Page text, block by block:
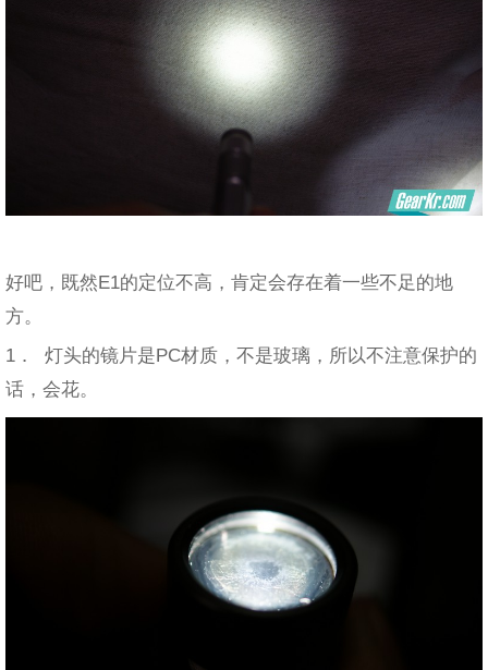
好吧，既然E1的定位不高，肯定会存在着一些不足的地
方。
1． 灯头的镜片是PC材质，不是玻璃，所以不注意保护的
话，会花。